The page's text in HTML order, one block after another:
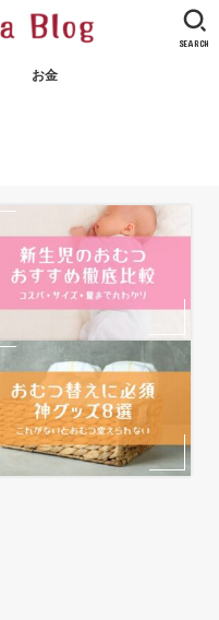
お金
SEARCH